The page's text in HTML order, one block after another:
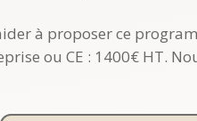
à proposer ce
ou CE : 1400€ HT.